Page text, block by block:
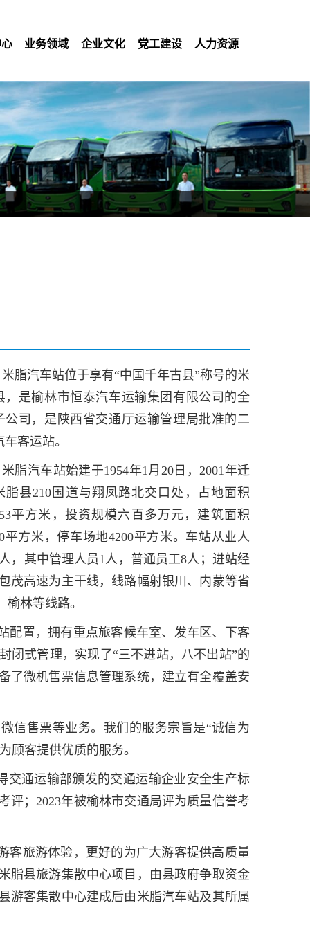
业务领域 企业文化 党工建设 人力资源
米脂汽车站位于享有“中国千年古县”称号的米
，是榆林市恒泰汽车运输集团有限公司的全
公司，是陕西省交通厅运输管理局批准的二
车客运站。
米脂汽车站始建于1954年1月20日，2001年迁
脂县210国道与翔凤路北交口处 ，占地面积
平方米，投资规模六百多万元，建筑面积
平方米，停车场地4200平方米。车站从业人
，其中管理人员1人，普通员工8人；进站经
茂高速为主干线，线路幅射银川、内蒙等省
林等线路。
配置，拥有重点旅客候车室、发车区、下客
闭式管理，实现了“三不进站，八不出站”的
了微机售票信息管理系统，建立有全覆盖安
信售票等业务。我们的服务宗旨是“诚信为
顾客提供优质的服务。
交通运输部颁发的交通运输企业安全生产标
评；2023年被榆林市交通局评为质量信誉考
客旅游体验，更好的为广大游客提供高质量
脂县旅游集散中心项目，由县政府争取资金
游客集散中心建成后由米脂汽车站及其所属